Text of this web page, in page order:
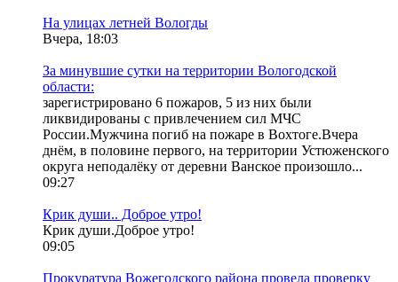
На улицах летней Вологды
Вчера, 18:03
За минувшие сутки на территории Вологодской
области:
зарегистрировано 6 пожаров, 5 из них были
ликвидированы с привлечением сил МЧС
России.Мужчина погиб на пожаре в Вохтоге.Вчера
днём, в половине первого, на территории Устюженского
округа неподалёку от деревни Ванское произошло...
09:27
Крик души.. Доброе утро!
Крик души.Доброе утро!
09:05
Прокуратура Вожегодского района провела проверку